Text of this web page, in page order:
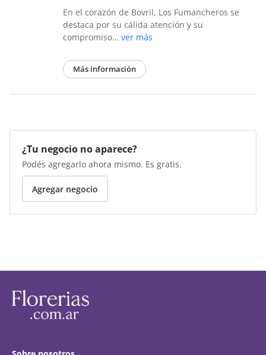
En el corazón de Bovril, Los Fumancheros se
destaca por su cálida atención y su
compromiso… ver más
Más información
¿Tu negocio no aparece?
Podés agregarlo ahora mismo. Es gratis.
Agregar negocio